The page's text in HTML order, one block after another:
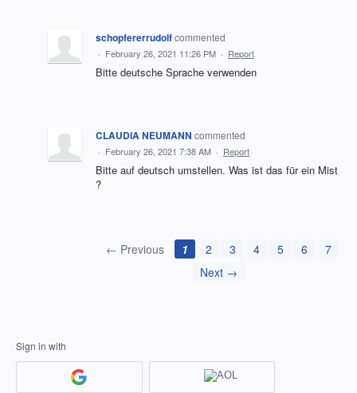
schopfererrudolfcommented
· February 26, 2021 11:26 PM · Report
Bitte deutsche Sprache verwenden
CLAUDIA NEUMANN commented
· February 26, 2021 7:38 AM · Report
Bitte auf deutsch umstellen. Was ist das für ein Mist
?
← Previous 1 2 3 4 5 6
7
Next →
Sign in with